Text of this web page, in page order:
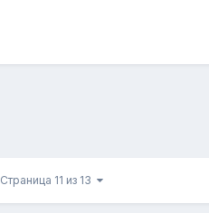
Страница 11 из 13